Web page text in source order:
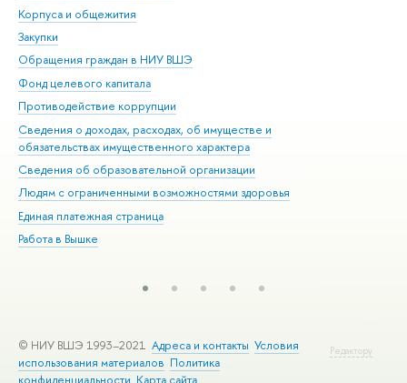
Корпуса и общежития
Закупки
Обращения граждан в НИУ ВШЭ
Фонд целевого капитала
Противодействие коррупции
Сведения о доходах, расходах, об имуществе и
обязательствах имущественного характера
Сведения об образовательной организации
Людям с ограниченными возможностями здоровья
Единая платежная страница
Работа в Вышке
Редактору
© НИУ ВШЭ 1993–2021 Адреса и контакты Условия
использования материалов Политика
конфиденциальности Карта сайта